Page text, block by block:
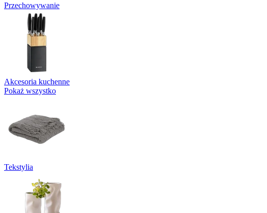
Przechowywanie
Akcesoria kuchenne
Pokaż wszystko
Tekstylia